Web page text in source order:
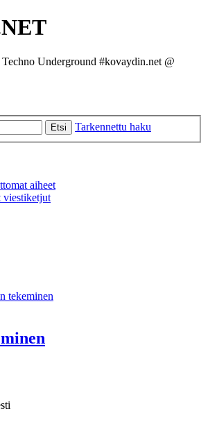
Underground #kovaydin.net @
Etsi Tarkennettu haku
aiheet
tekeminen